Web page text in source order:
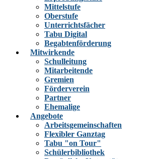
Mittelstufe
Oberstufe
Unterrichtsfächer
Tabu Digital
Begabtenförderung
Mitwirkende
Schulleitung
Mitarbeitende
Gremien
Förderverein
Partner
Ehemalige
Angebote
Arbeitsgemeinschaften
Flexibler Ganztag
Tabu "on Tour"
Schülerbibliothek